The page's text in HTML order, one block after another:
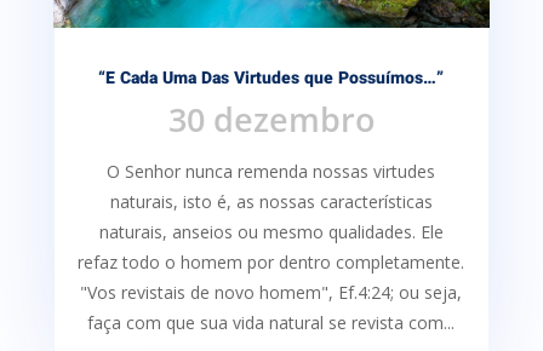
“E Cada Uma Das Virtudes que Possuímos…”
30 dezembro
O Senhor nunca remenda nossas virtudes
naturais, isto é, as nossas características
naturais, anseios ou mesmo qualidades. Ele
refaz todo o homem por dentro completamente.
"Vos revistais de novo homem", Ef.4:24; ou seja,
faça com que sua vida natural se revista com...